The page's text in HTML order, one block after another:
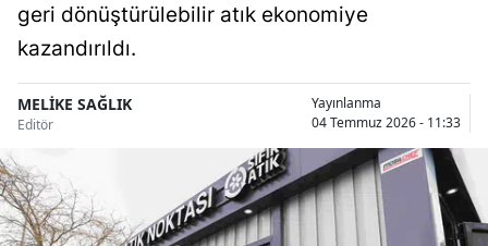
Bitlis
Bolu
Burdur
Bursa
geri dönüştürülebilir atık ekonomiye
kazandırıldı.
MELİKE SAĞLIK
Editör
Yayınlanma
04 Temmuz 2026 - 11:33